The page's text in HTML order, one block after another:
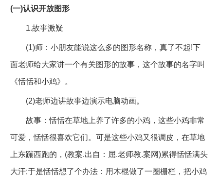
(一)认识开放图形
1.故事激疑
(1)师：小朋友能说这么多的图形名称，真了不起!下
面老师给大家讲一个有关图形的故事，这个故事的名字叫
《恬恬和小鸡》。
(2)老师边讲故事边演示电脑动画。
故事：恬恬在草地上养了许多的小鸡，这些小鸡非常
可爱，恬恬很喜欢它们。可是这些小鸡又很调皮，在草地
上东蹦西跑的，(教案.出自：屈.老师教.案网)累得恬恬满头
大汗;于是恬恬想了个办法：用木棍做了一圈栅栏，把小鸡